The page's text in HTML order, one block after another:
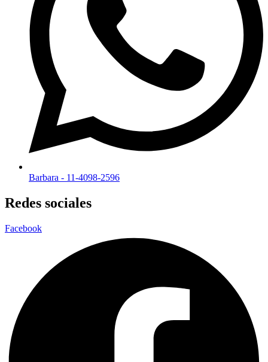
Barbara - 11-4098-2596
Redes sociales
Facebook